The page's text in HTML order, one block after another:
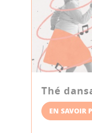
Thé
EN SAVOIR